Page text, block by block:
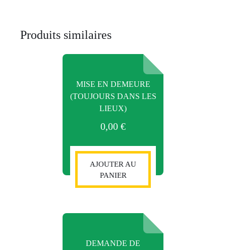
Produits similaires
MISE EN DEMEURE
(TOUJOURS DANS LES
LIEUX)
0,00 €
AJOUTER AU
PANIER
DEMANDE DE